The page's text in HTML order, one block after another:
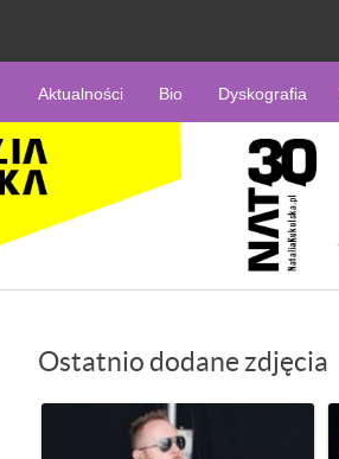
Aktualności Bio Dyskografia
Ostatnio dodane zdjęcia